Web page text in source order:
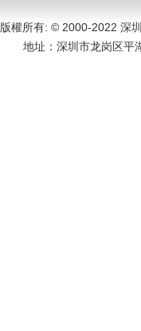
版權所有: © 2000-2022 深
地址： 深圳市龙岗区平